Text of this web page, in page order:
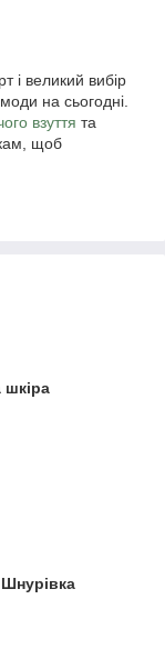
і великий вибір
на сьогодні.
взуття та
щоб
шкіра